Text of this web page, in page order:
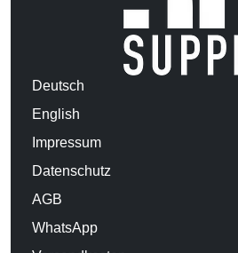
Deutsch
English
Impressum
Datenschutz
AGB
WhatsApp